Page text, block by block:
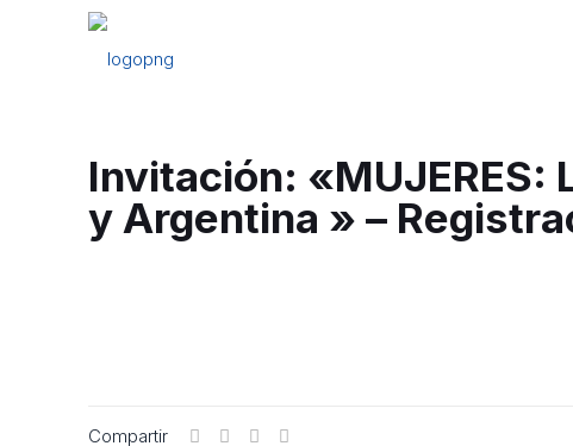
Invitación: «MUJERES:
y Argentina » –
Compartir